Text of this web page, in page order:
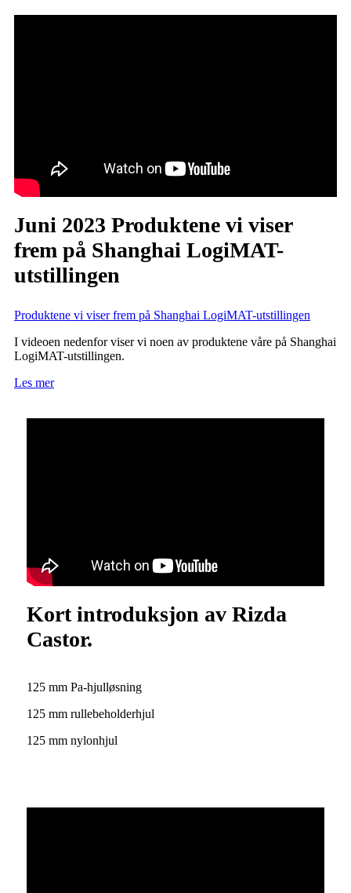
Juni 2023 Produktene vi viser
frem på Shanghai LogiMAT-
utstillingen
Produktene vi viser frem på Shanghai LogiMAT-utstillingen
I videoen nedenfor viser vi noen av produktene våre på Shanghai
LogiMAT-utstillingen.
Les mer
Kort introduksjon av Rizda
Castor.
125 mm Pa-hjulløsning
125 mm rullebeholderhjul
125 mm nylonhjul